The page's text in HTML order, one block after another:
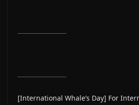
[International Whale’s Day] For